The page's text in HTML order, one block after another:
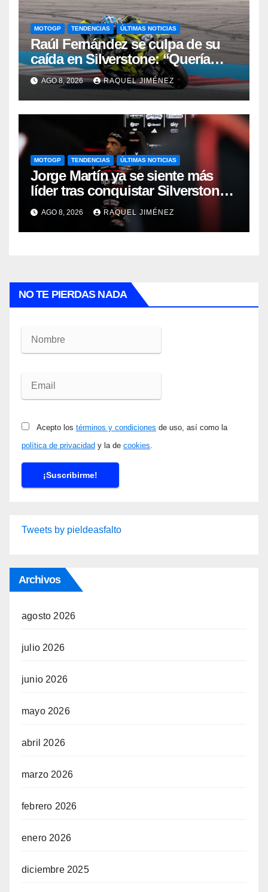
MOTOGP TENDENCIAS ÚLTIMAS NOTICIAS
Raúl Fernández se culpa de su
caída en Silverstone: “Quería
estar con Jorge Martín y fue un
error mío”
AGO 8, 2026 RAQUEL JIMÉNEZ
MOTOGP TENDENCIAS ÚLTIMAS NOTICIAS
Jorge Martín ya se siente más
líder tras conquistar Silverstone:
“Puede ser pasajero o no, pero la
cuestión es llevarlo hasta el final”
AGO 8, 2026 RAQUEL JIMÉNEZ
NO TE PIERDAS NADA
Acepto los términos y condiciones de uso, así como la
política de privacidad y la de cookies.
Tweets by pieldeasfalto
Archivos
agosto 2026
julio 2026
junio 2026
mayo 2026
abril 2026
marzo 2026
febrero 2026
enero 2026
diciembre 2025